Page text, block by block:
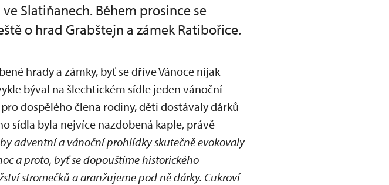
Slatiňanech. Během prosince se
o hrad Grabštejn a zámek Ratibořice.
hrady a zámky, byť se dříve Vánoce nijak
býval na šlechtickém sídle jeden vánoční
dospělého člena rodiny, děti dostávaly dárků
sídla byla nejvíce nazdobená kaple, právě
adventní a vánoční prohlídky skutečně evokovaly
a proto, byť se dopouštíme historického
stromečků a aranžujeme pod ně dárky. Cukroví